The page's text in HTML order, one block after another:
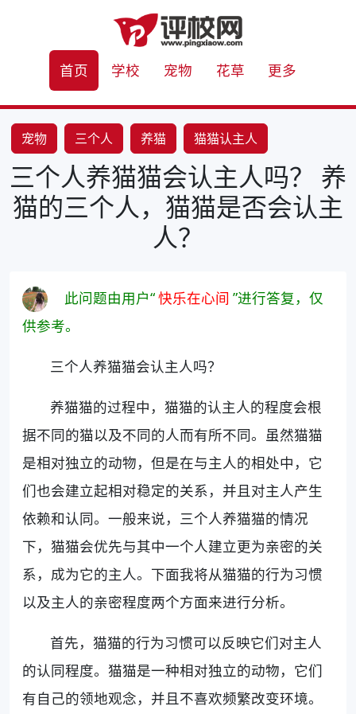
首页 学校 宠物 花草 更多
宠物 三个人 养猫 猫猫认主人
三个人养猫猫会认主人吗？ 养
猫的三个人，猫猫是否会认主
人？
此问题由用户“快乐在心间 ”进行答复，仅
供参考。
三个人养猫猫会认主人吗？
养猫猫的过程中，猫猫的认主人的程度会根
据不同的猫以及不同的人而有所不同。虽然猫猫
是相对独立的动物，但是在与主人的相处中，它
们也会建立起相对稳定的关系，并且对主人产生
依赖和认同。一般来说，三个人养猫猫的情况
下，猫猫会优先与其中一个人建立更为亲密的关
系，成为它的主人。下面我将从猫猫的行为习惯
以及主人的亲密程度两个方面来进行分析。
首先，猫猫的行为习惯可以反映它们对主人
的认同程度。猫猫是一种相对独立的动物，它们
有自己的领地观念，并且不喜欢频繁改变环境。